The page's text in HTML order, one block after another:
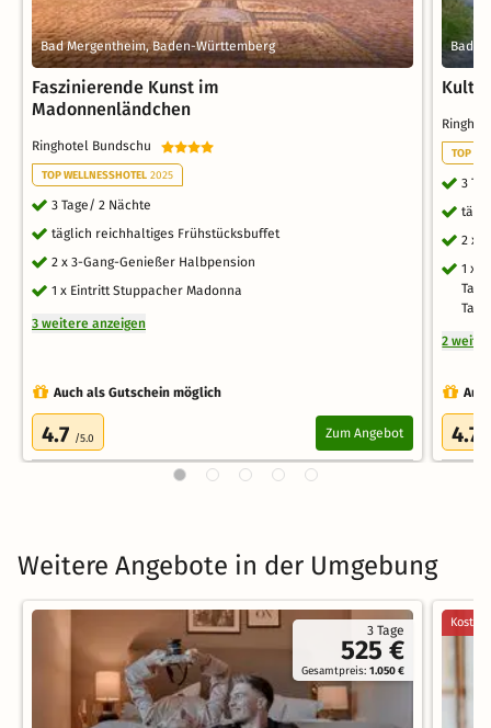
Bad Mergentheim, Baden-Württemberg
Faszinierende Kunst im
Madonnenländchen
Ringhotel Bundschu
TOP WELLNESSHOTEL 2025
3 Tage/ 2 Nächte
täglich reichhaltiges Frühstücksbuffet
2 x 3-Gang-Genießer Halbpension
1 x Eintritt Stuppacher Madonna
3 weitere anzeigen
Auch als Gutschein möglich
4.7 /5.0 Zum Angebot
Bad
TOP
3
2 x
1 x
2
4.7
Weitere Angebote in der Umgebung
3 Tage
525 €
Gesamtpreis:1.050 €